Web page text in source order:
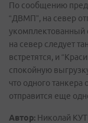
По сообщению
“ДВМП”, на север
на север следует
встретятся, и
спокойную
что одного танкера
отправится еще
Автор: Николай